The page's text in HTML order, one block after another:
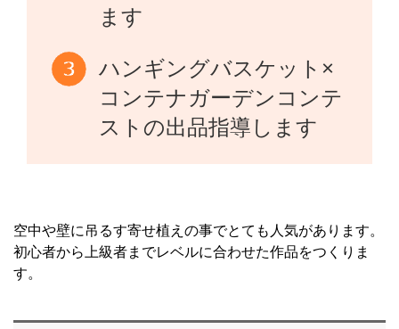
ます
ハンギングバスケット×
コンテナガーデンコンテ
ストの出品指導します
空中や壁に吊るす寄せ植えの事でとても人気があります。
初心者から上級者までレベルに合わせた作品をつくりま
す。